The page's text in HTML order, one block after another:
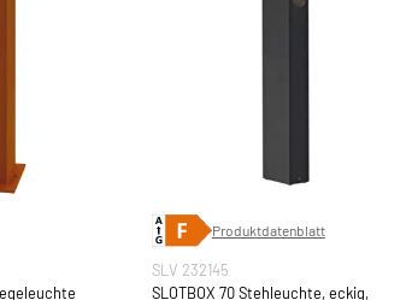
Produktdatenblatt
SLV 232145
SLOTBOX 70 Stehleuchte, eckig,